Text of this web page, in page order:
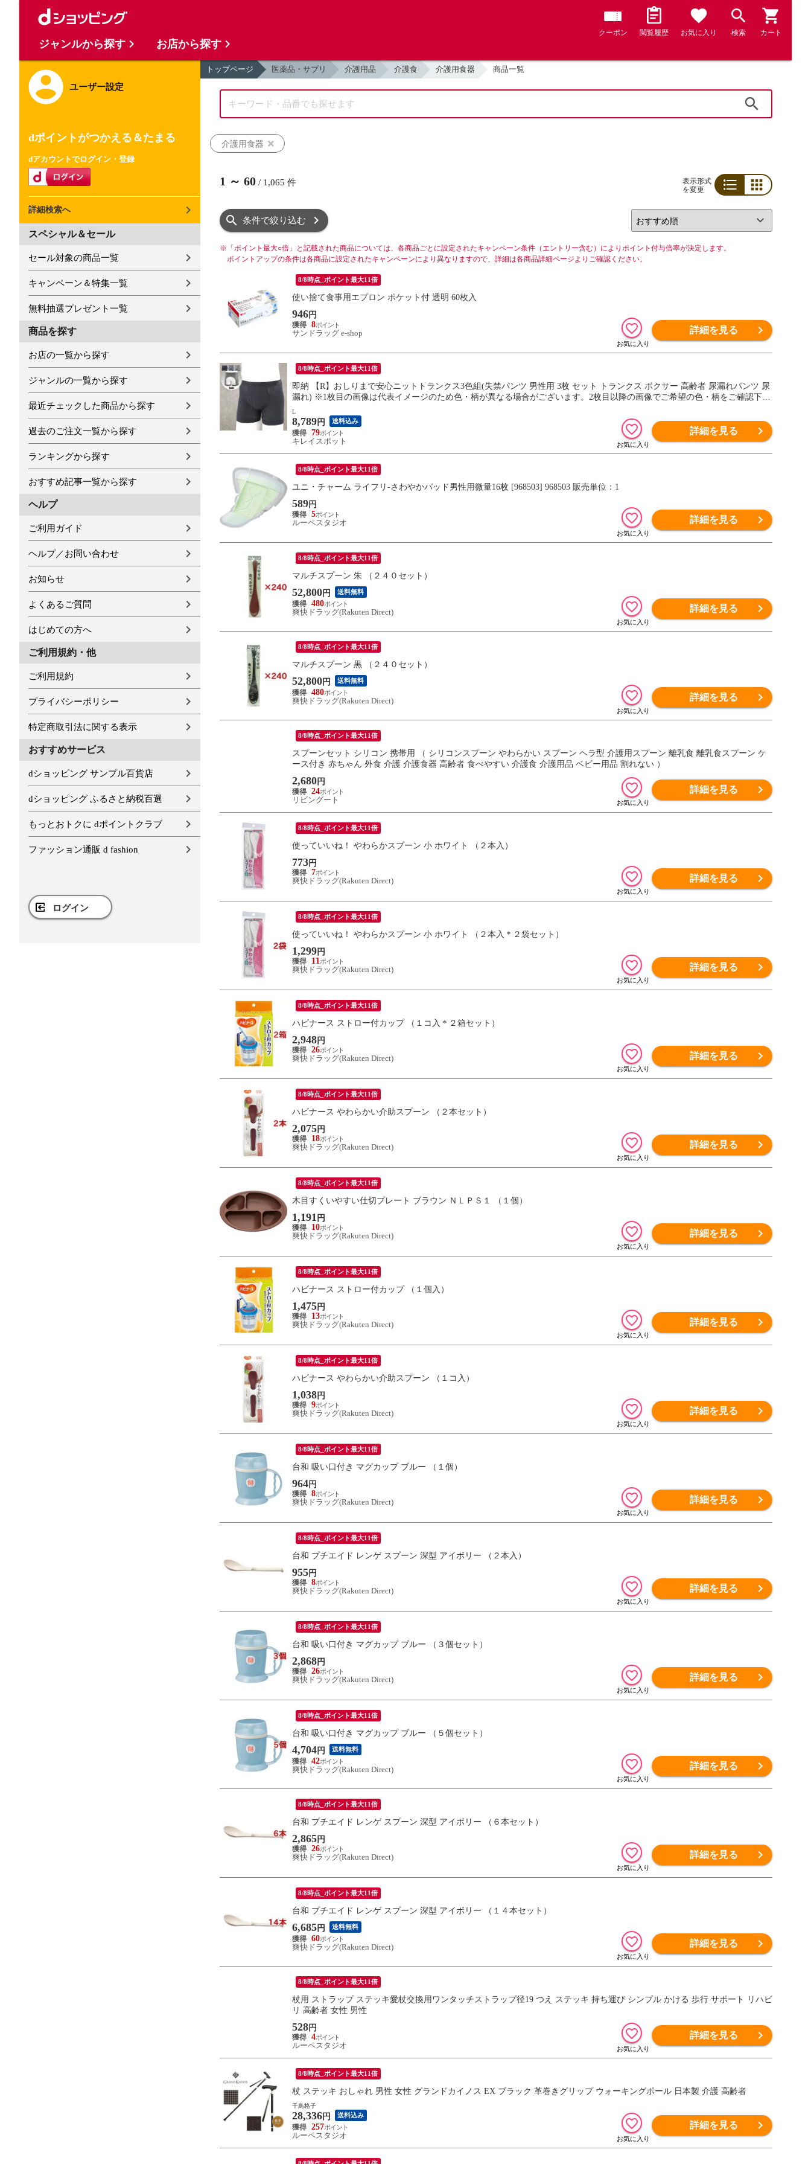
クーポン 閲覧履歴 お気に入り 検索 カート
ユーザー設定
dポイントがつかえる＆たまる
dアカウントでログイン・登録
詳細検索へ
スペシャル＆セール
セール対象の商品一覧
キャンペーン＆特集一覧
無料抽選プレゼント一覧
商品を探す
お店の一覧から探す
ジャンルの一覧から探す
最近チェックした商品から探す
過去のご注文一覧から探す
ランキングから探す
おすすめ記事一覧から探す
ヘルプ
ご利用ガイド
ヘルプ／お問い合わせ
お知らせ
よくあるご質問
はじめての方へ
ご利用規約・他
ご利用規約
プライバシーポリシー
特定商取引法に関する表示
おすすめサービス
dショッピング サンプル百貨店
dショッピング ふるさと納税百選
もっとおトクに dポイントクラブ
ファッション通販 d fashion
ログイン
トップページ 医薬品・サプリ 介護用品 介護食 介護用食器 商品一覧
介護用食器
1 ～ 60 / 1,065 件
表示形式
を変更
条件で絞り込む
※ 「ポイント最大○倍」と記載された商品については、各商品ごとに設定されたキャンペーン条件（エントリー含む）によりポイント付与倍率が決定します。
ポイントアップの条件は各商品に設定されたキャンペーンにより異なりますので、詳細は各商品詳細ページよりご確認ください。
8/8時点_ポイント最大11倍
使い捨て食事用エプロン ポケット付 透明 60枚入
946 円
8
サンドラッグ e-shop
詳細を見る
8/8時点_ポイント最大11倍
即納 【R】おしりまで安心ニットトランクス3色組(失禁パンツ 男性用 3枚 セット トランクス ボクサー 高齢者 尿漏れパンツ 尿
漏れ) ※1枚目の画像は代表イメージのため色・柄が異なる場合がございます。2枚目以降の画像でご希望の色・柄をご確認下さ
い。
L
8,789 円 送料込み
79
キレイスポット
詳細を見る
8/8時点_ポイント最大11倍
ユニ・チャーム ライフリ-さわやかパッド男性用微量16枚 [968503] 968503 販売単位：1
589 円
5
ルーペスタジオ
詳細を見る
8/8時点_ポイント最大11倍
マルチスプーン 朱 （２４０セット）
52,800 円 送料無料
480
爽快ドラッグ(Rakuten Direct)
詳細を見る
8/8時点_ポイント最大11倍
マルチスプーン 黒 （２４０セット）
52,800 円 送料無料
480
爽快ドラッグ(Rakuten Direct)
詳細を見る
8/8時点_ポイント最大11倍
スプーンセット シリコン 携帯用 （ シリコンスプーン やわらかい スプーン ヘラ型 介護用スプーン 離乳食 離乳食スプーン ケ
ース付き 赤ちゃん 外食 介護 介護食器 高齢者 食べやすい 介護食 介護用品 ベビー用品 割れない ）
2,680 円
24
リビングート
詳細を見る
8/8時点_ポイント最大11倍
使っていいね！ やわらかスプーン 小 ホワイト （２本入）
773 円
7
爽快ドラッグ(Rakuten Direct)
詳細を見る
8/8時点_ポイント最大11倍
使っていいね！ やわらかスプーン 小 ホワイト （２本入＊２袋セット）
1,299 円
11
爽快ドラッグ(Rakuten Direct)
詳細を見る
8/8時点_ポイント最大11倍
ハビナース ストロー付カップ （１コ入＊２箱セット）
2,948 円
26
爽快ドラッグ(Rakuten Direct)
詳細を見る
8/8時点_ポイント最大11倍
ハビナース やわらかい介助スプーン （２本セット）
2,075 円
18
爽快ドラッグ(Rakuten Direct)
詳細を見る
8/8時点_ポイント最大11倍
木目すくいやすい仕切プレート ブラウン ＮＬＰＳ１ （１個）
1,191 円
10
爽快ドラッグ(Rakuten Direct)
詳細を見る
8/8時点_ポイント最大11倍
ハビナース ストロー付カップ （１個入）
1,475 円
13
爽快ドラッグ(Rakuten Direct)
詳細を見る
8/8時点_ポイント最大11倍
ハビナース やわらかい介助スプーン （１コ入）
1,038 円
9
爽快ドラッグ(Rakuten Direct)
詳細を見る
8/8時点_ポイント最大11倍
台和 吸い口付き マグカップ ブルー （１個）
964 円
8
爽快ドラッグ(Rakuten Direct)
詳細を見る
8/8時点_ポイント最大11倍
台和 プチエイド レンゲ スプーン 深型 アイボリー （２本入）
955 円
8
爽快ドラッグ(Rakuten Direct)
詳細を見る
8/8時点_ポイント最大11倍
台和 吸い口付き マグカップ ブルー （３個セット）
2,868 円
26
爽快ドラッグ(Rakuten Direct)
詳細を見る
8/8時点_ポイント最大11倍
台和 吸い口付き マグカップ ブルー （５個セット）
4,704 円 送料無料
42
爽快ドラッグ(Rakuten Direct)
詳細を見る
8/8時点_ポイント最大11倍
台和 プチエイド レンゲ スプーン 深型 アイボリー （６本セット）
2,865 円
26
爽快ドラッグ(Rakuten Direct)
詳細を見る
8/8時点_ポイント最大11倍
台和 プチエイド レンゲ スプーン 深型 アイボリー （１４本セット）
6,685 円 送料無料
60
爽快ドラッグ(Rakuten Direct)
詳細を見る
8/8時点_ポイント最大11倍
杖用 ストラップ ステッキ愛杖交換用ワンタッチストラップ径19 つえ ステッキ 持ち運び シンプル かける 歩行 サポート リハビ
リ 高齢者 女性 男性
528 円
4
ルーペスタジオ
詳細を見る
8/8時点_ポイント最大11倍
杖 ステッキ おしゃれ 男性 女性 グランドカイノス EX ブラック 革巻きグリップ ウォーキングポール 日本製 介護 高齢者
千鳥格子
28,336 円 送料込み
257
ルーペスタジオ
詳細を見る
ジャンルから探す お店から探す